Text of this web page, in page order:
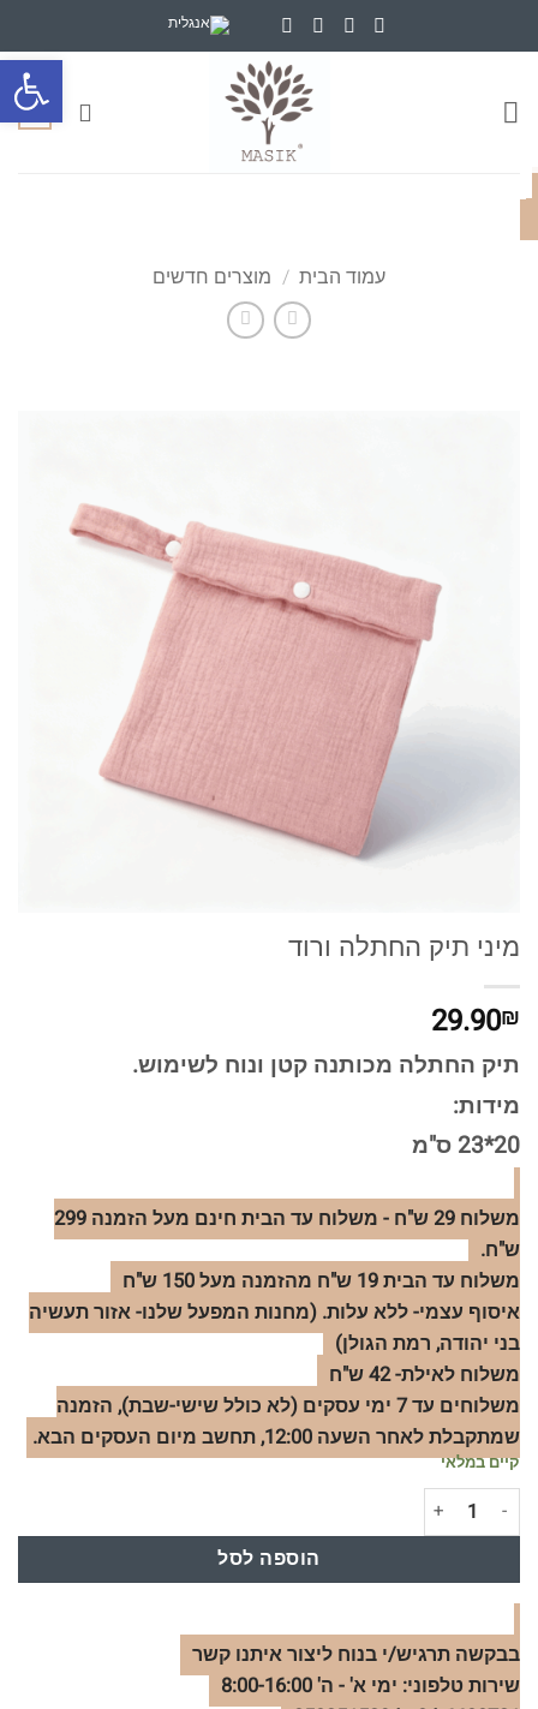
פתח
0
עמוד הבית / מוצרים חדשים
מיני תיק החתלה ורוד
29.90₪
תיק החתלה מכותנה קטן ונוח לשימוש.
מידות:
20*23 ס"מ
משלוח 29 ש"ח - משלוח עד הבית חינם מעל הזמנה 299
ש"ח.
משלוח עד הבית 19 ש"ח מהזמנה מעל 150 ש"ח
איסוף עצמי- ללא עלות. (מחנות המפעל שלנו- אזור תעשיה
בני יהודה, רמת הגולן)
משלוח לאילת- 42 ש"ח
משלוחים עד 7 ימי עסקים (לא כולל שישי-שבת), הזמנה
שמתקבלת לאחר השעה 12:00, תחשב מיום העסקים הבא.
קיים במלאי
כמות של מיני תיק החתלה ורוד
הוספה לסל
בבקשה תרגיש/י בנוח ליצור איתנו קשר
שירות טלפוני: ימי א' - ה' 8:00-16:00